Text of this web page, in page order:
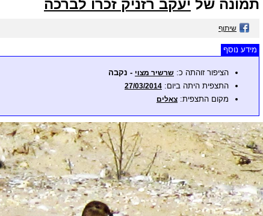
תמונה של יעקב רזניק זכרו לברכה
שיתוף
מידע נוסף
הציפור זוהתה כ: שרשיר מצוי - נקבה
התצפית היתה ביום: 27/03/2014
מקום התצפית: צאלים